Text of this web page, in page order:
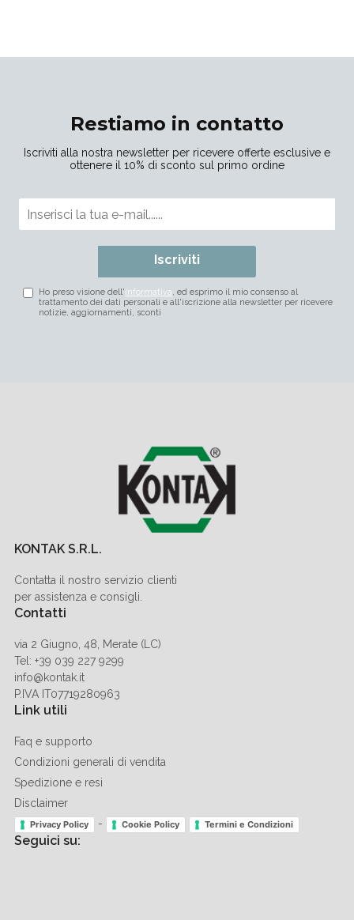
Restiamo in contatto
Iscriviti alla nostra newsletter per ricevere offerte esclusive e
ottenere il 10% di sconto sul primo ordine
Iscriviti
Ho preso visione dell'informativa, ed esprimo il mio consenso al
trattamento dei dati personali e all'iscrizione alla newsletter per ricevere
notizie, aggiornamenti, sconti
KONTAK S.R.L.
Contatta il nostro servizio clienti
per assistenza e consigli.
Contatti
via 2 Giugno, 48, Merate (LC)
Tel: +39 039 227 9299
info@kontak.it
P.IVA IT07719280963
Link utili
Faq e supporto
Condizioni generali di vendita
Spedizione e resi
Disclaimer
Privacy Policy - Cookie Policy Termini e Condizioni
Seguici su: